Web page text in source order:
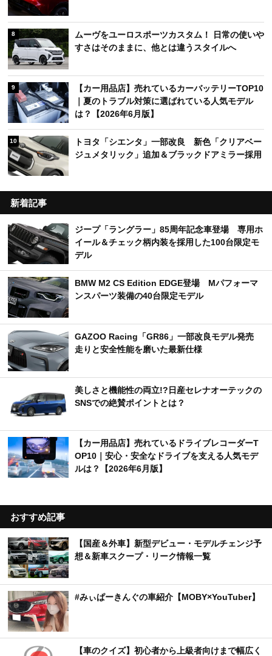
8
ムーヴをユーロスポーツカスタム！ 日常の使いや
すさはそのままに、他とは違うスタイルへ
9
【カー用品店】売れているカーバッテリーTOP10
｜夏のトラブル対策に選ばれている人気モデル
は？【2026年6月版】
10
トヨタ「シエンタ」一部改良 新色「クリアベー
ジュメタリック」追加＆ブラックドアミラー採用
新着記事
ジープ「ラングラー」85周年記念車登場 専用ホ
イール＆チェック柄内装を採用した100台限定モ
デル
BMW M2 CS Edition EDGE登場 Mパフォーマ
ンスパーツ装備の40台限定モデル
GAZOO Racing「GR86」一部改良モデル発売
走りと安全性能を磨いた最新仕様
美しさと機能性の両立!?日産セレナオーテックの
SNSでの絶賛ポイントとは？
【カー用品店】売れているドライブレコーダーT
OP10｜安心・安全なドライブを支える人気モデ
ルは？【2026年6月版】
おすすめ記事
【国産＆外車】新型デビュー・モデルチェンジ予
想＆新車スクープ・リーク情報一覧
#みぃぱーきんぐの車紹介【MOBY×YouTuber】
【車のクイズ】初心者から上級者向けまで幅広く